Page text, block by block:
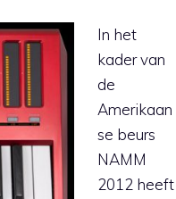
In het
kader van
de
Amerikaan
se beurs
NAMM
2012 heeft